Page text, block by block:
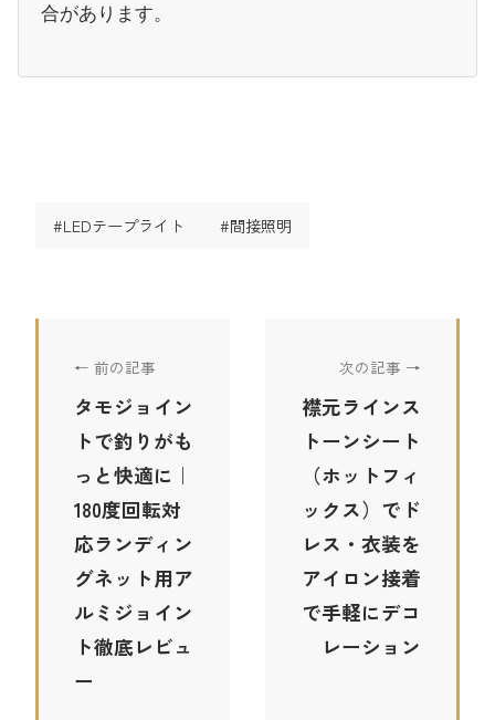
合があります。
#LEDテープライト #間接照明
← 前の記事
タモジョイン
トで釣りがも
っと快適に｜
180度回転対
応ランディン
グネット用ア
ルミジョイン
ト徹底レビュ
ー
次の記事 →
襟元ラインス
トーンシート
（ホットフィ
ックス）でド
レス・衣装を
アイロン接着
で手軽にデコ
レーション